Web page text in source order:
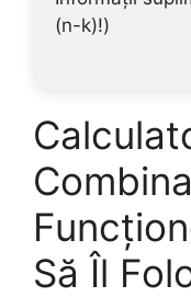
(n-k)!)
Să Îl